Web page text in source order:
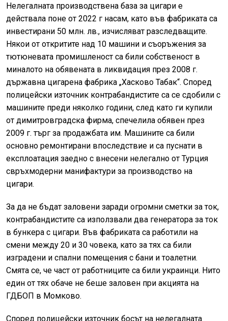
Нелегалната производствена база за цигари е
действала поне от 2022 г насам, като във фабриката са
инвестирани 50 млн. лв., изчисляват разследващите.
Някои от откритите над 10 машини и съоръжения за
тютюневата промишленост са били собственост в
миналото на обявената в ликвидация през 2008 г.
държавна цигарена фабрика „Хасково Табак“. Според
полицейски източник контрабандистите са се сдобили с
машините преди няколко години, след като ги купили
от димитровградска фирма, спечелила обявен през
2009 г. търг за продажбата им. Машините са били
основно ремонтирани впоследствие и са пуснати в
експлоатация заедно с внесени нелегално от Турция
свръхмодерни манифактури за производство на
цигари.
За да не бъдат заловени заради огромни сметки за ток,
контрабандистите са използвали два генератора за ток
в бункера с цигари. Във фабриката са работили на
смени между 20 и 30 човека, като за тях са били
изградени и спални помещения с бани и тоалетни.
Смята се, че част от работниците са били украинци. Нито
един от тях обаче не беше заловен при акцията на
ГДБОП в Момково.
Според полицейски източник босът на нелегалната